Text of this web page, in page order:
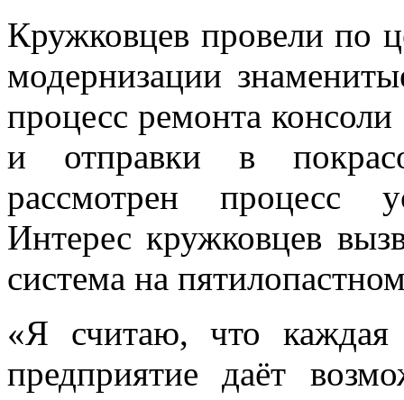
Кружковцев провели по
модернизации
процесс ремонта
и отправки в
рассмотрен процесс
Интерес кружковцев
система на
«Я считаю, что каждая
предприятие даёт